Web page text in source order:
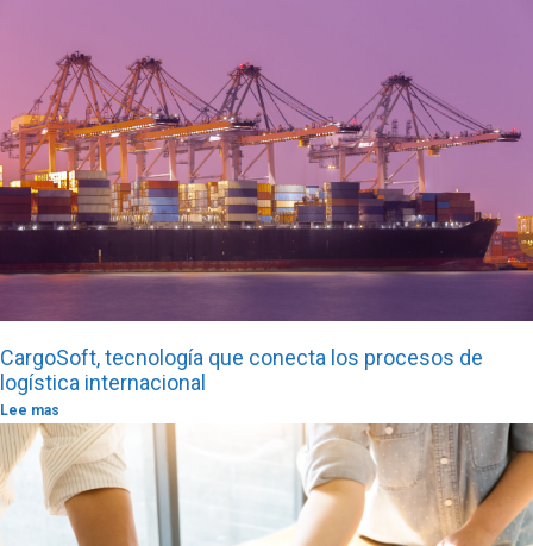
CargoSoft, tecnología que conecta los procesos de
logística internacional
Lee mas